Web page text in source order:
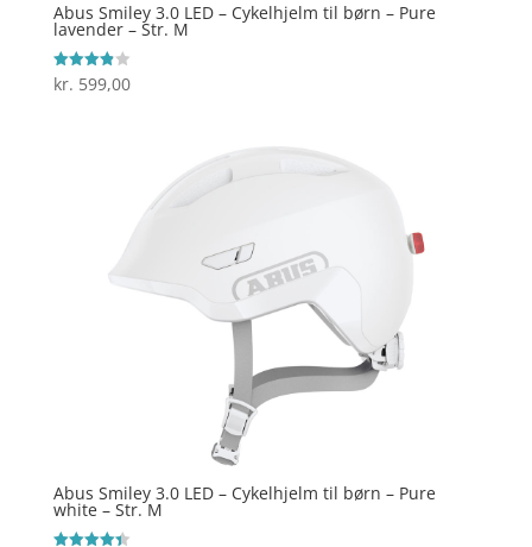
Abus Smiley 3.0 LED – Cykelhjelm til børn – Pure
lavender – Str. M
Vurderet
3.9
kr. 599,00
Abus Smiley 3.0 LED – Cykelhjelm til børn – Pure
white – Str. M